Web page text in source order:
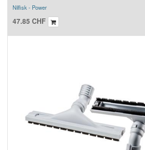
Nilfisk - Power
47.85 CHF